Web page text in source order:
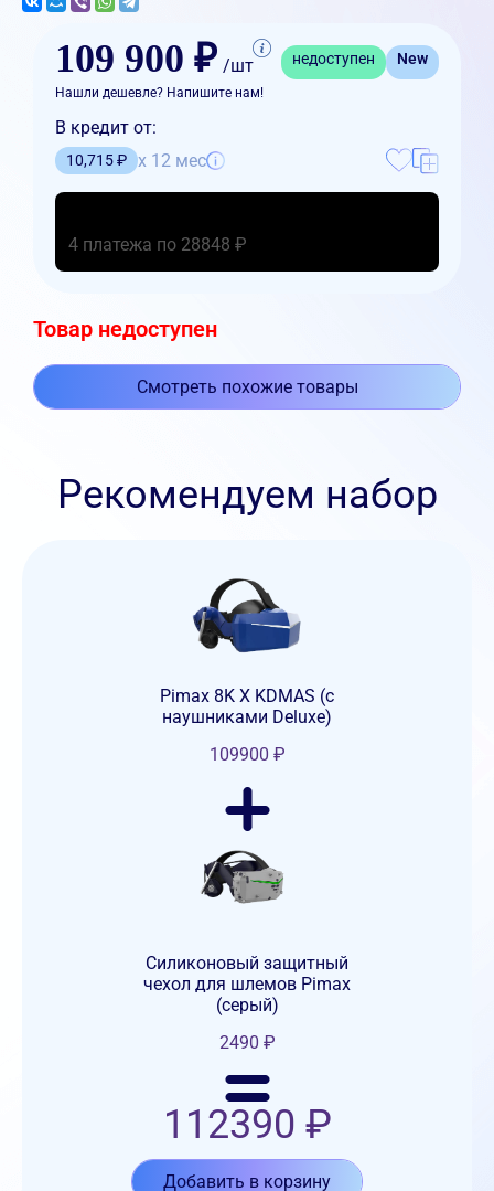
109 900 ₽ /шт недоступен New
Нашли дешевле? Напишите нам!
В кредит от:
10,715 ₽ x 12 мес
4 платежа по 28848 ₽
Товар недоступен
Смотреть похожие товары
Рекомендуем набор
Pimax 8K X KDMAS (с
наушниками Deluxe)
109900 ₽
Силиконовый защитный
чехол для шлемов Pimax
(серый)
2490 ₽
112390 ₽
Добавить в корзину